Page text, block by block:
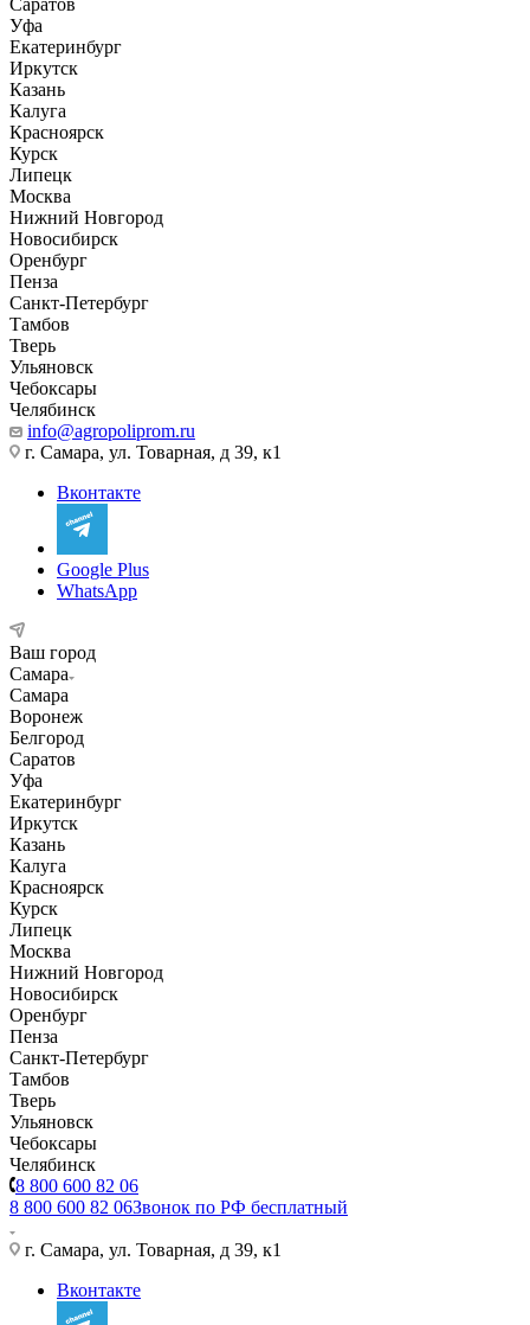
Саратов
Уфа
Екатеринбург
Иркутск
Казань
Калуга
Красноярск
Курск
Липецк
Москва
Нижний Новгород
Новосибирск
Оренбург
Пенза
Санкт-Петербург
Тамбов
Тверь
Ульяновск
Чебоксары
Челябинск
info@agropoliprom.ru
г. Самара, ул. Товарная, д 39, к1
Вконтакте
Google Plus
WhatsApp
Ваш город
Самара
Самара
Воронеж
Белгород
Саратов
Уфа
Екатеринбург
Иркутск
Казань
Калуга
Красноярск
Курск
Липецк
Москва
Нижний Новгород
Новосибирск
Оренбург
Пенза
Санкт-Петербург
Тамбов
Тверь
Ульяновск
Чебоксары
Челябинск
8 800 600 82 06
8 800 600 82 06Звонок по РФ бесплатный
г. Самара, ул. Товарная, д 39, к1
Вконтакте